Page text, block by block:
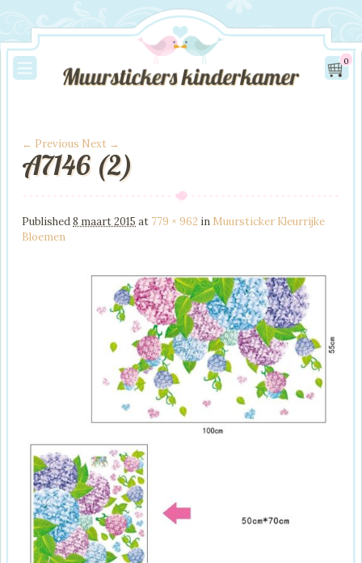
0
Image navigation
← Previous Next →
A7146 (2)
Published8 maart 2015 at 779 × 962 in Muursticker Kleurrijke
Bloemen